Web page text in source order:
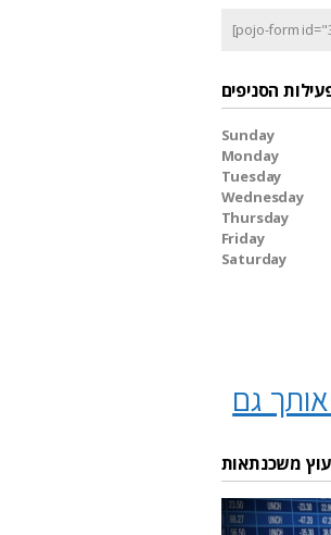
[pojo-form
הסניפים
Sunday
Monday
Tuesday
Wednesday
Thursday
Friday
Saturday
אותך גם
משכנתאות